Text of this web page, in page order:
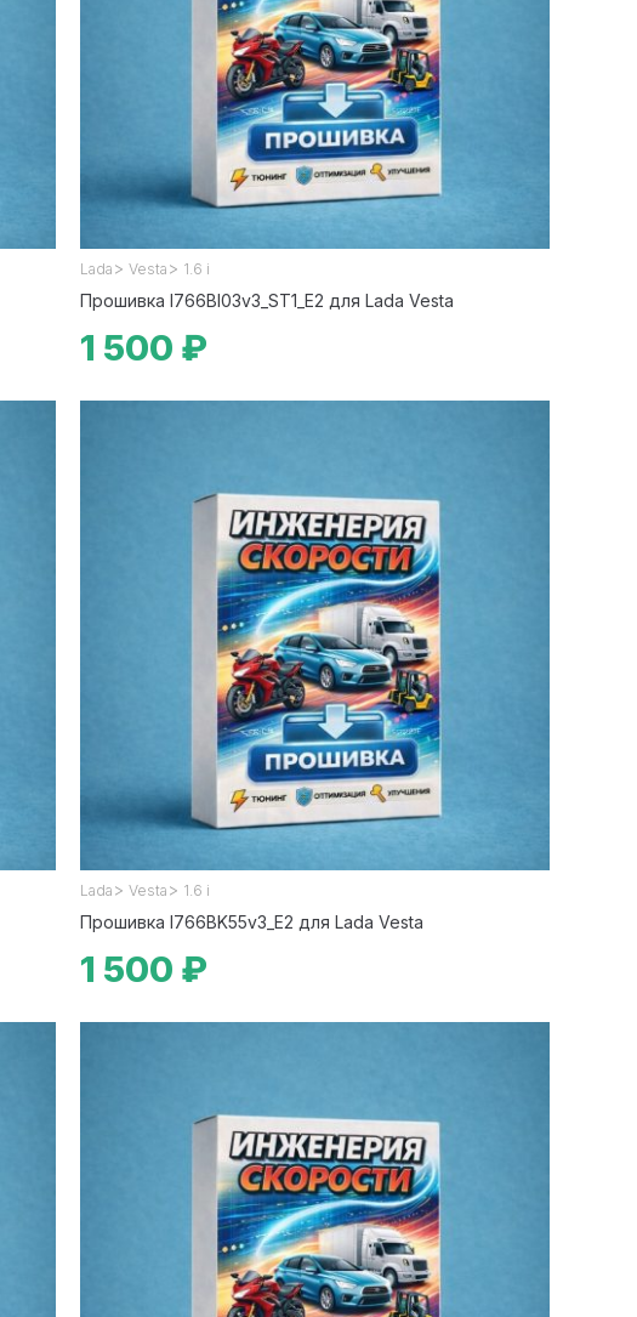
Lada > Vesta > 1.6 i
Прошивка I766BI03v3_ST1_E2 для Lada Vesta
1 500 ₽
Lada > Vesta > 1.6 i
Прошивка I766BK55v3_E2 для Lada Vesta
1 500 ₽